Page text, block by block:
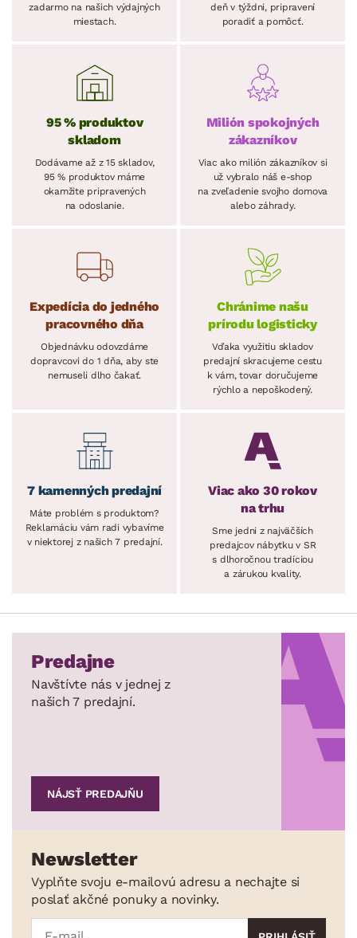
zadarmo na našich výdajných
miestach.
deň v týždni, pripravení
poradiť a pomôcť.
95 % produktov
skladom
Dodávame až z 15 skladov,
95 % produktov máme
okamžite pripravených
na odoslanie.
Milión spokojných
zákazníkov
Viac ako milión zákazníkov si
už vybralo náš e-shop
na zveľadenie svojho domova
alebo záhrady.
Expedícia do jedného
pracovného dňa
Objednávku odovzdáme
dopravcovi do 1 dňa, aby ste
nemuseli dlho čakať.
Chránime našu
prírodu logisticky
Vďaka využitiu skladov
predajní skracujeme cestu
k vám, tovar doručujeme
rýchlo a nepoškodený.
7 kamenných predajní
Máte problém s produktom?
Reklamáciu vám radi vybavíme
v niektorej z našich 7 predajní.
Viac ako 30 rokov
na trhu
Sme jedni z najväčších
predajcov nábytku v SR
s dlhoročnou tradíciou
a zárukou kvality.
Predajne
Navštívte nás v jednej z
našich 7 predajní.
NÁJSŤ PREDAJŇU
Newsletter
Vyplňte svoju e-mailovú adresu a nechajte si
poslať akčné ponuky a novinky.